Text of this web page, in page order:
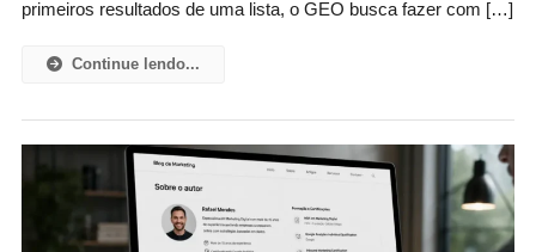
primeiros resultados de uma lista, o GEO busca fazer com […]
Continue lendo...